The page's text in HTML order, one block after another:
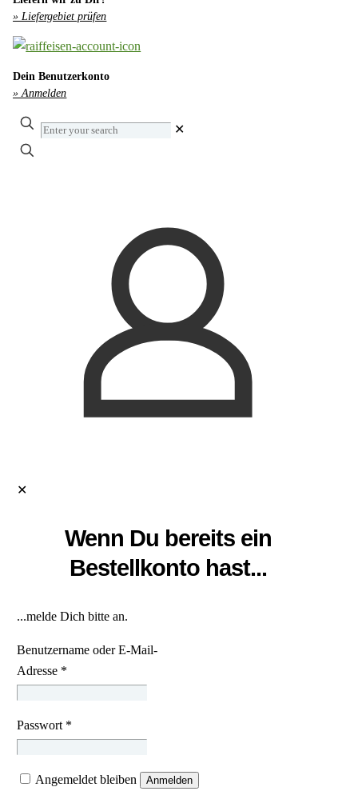
» Liefergebiet prüfen
Dein Benutzerkonto
» Anmelden
Enter
your
✕
✕
Wenn Du bereits ein
Bestellkonto hast...
...melde Dich bitte an.
Benutzername oder E-Mail-
Adresse *
Passwort *
Angemeldet bleiben Anmelden